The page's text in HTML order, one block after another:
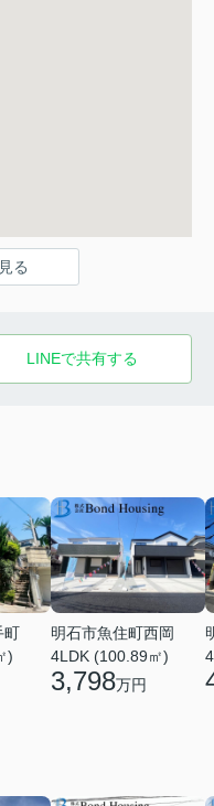
る
LINEで共有する
町
)
明石市魚住町西岡
4LDK (100.89㎡)
3,798万円